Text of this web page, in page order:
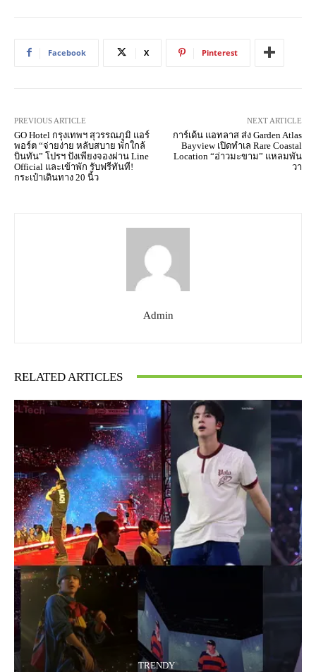
Facebook X Pinterest
PREVIOUS ARTICLE
GO Hotel กรุงเทพฯ สุวรรณภูมิ แอร์
พอร์ต “จ่ายง่าย หลับสบาย พักใกล้
บินทัน” โปรฯ ปังเพียงจองผ่าน Line
Official และเข้าพัก รับฟรีทันที!
กระเป๋าเดินทาง 20 นิ้ว
NEXT ARTICLE
การ์เด้น แอทลาส ส่ง Garden Atlas
Bayview เปิดทำเล Rare Coastal
Location “อ่าวมะขาม” แหลมพัน
วา
Admin
RELATED ARTICLES
TRENDY